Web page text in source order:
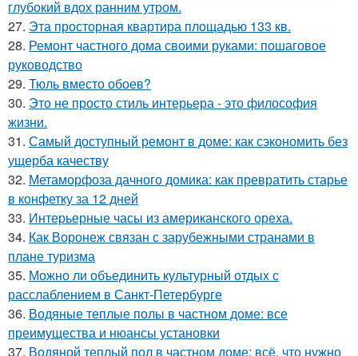
глубокий вдох ранним утром.
27. Эта просторная квартира площадью 133 кв.
28. Ремонт частного дома своими руками: пошаговое
руководство
29. Тюль вместо обоев?
30. Это не просто стиль интерьера - это философия
жизни.
31. Самый доступный ремонт в доме: как сэкономить без
ущерба качеству
32. Метаморфоза дачного домика: как превратить старье
в конфетку за 12 дней
33. Интерьерные часы из американского ореха.
34. Как Воронеж связан с зарубежными странами в
плане туризма
35. Можно ли объединить культурный отдых с
расслаблением в Санкт-Петербурге
36. Водяные теплые полы в частном доме: все
преимущества и нюансы установки
37. Водяной теплый пол в частном доме: всё, что нужно